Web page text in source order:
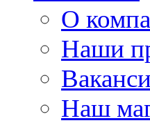
О
Наши
Наш